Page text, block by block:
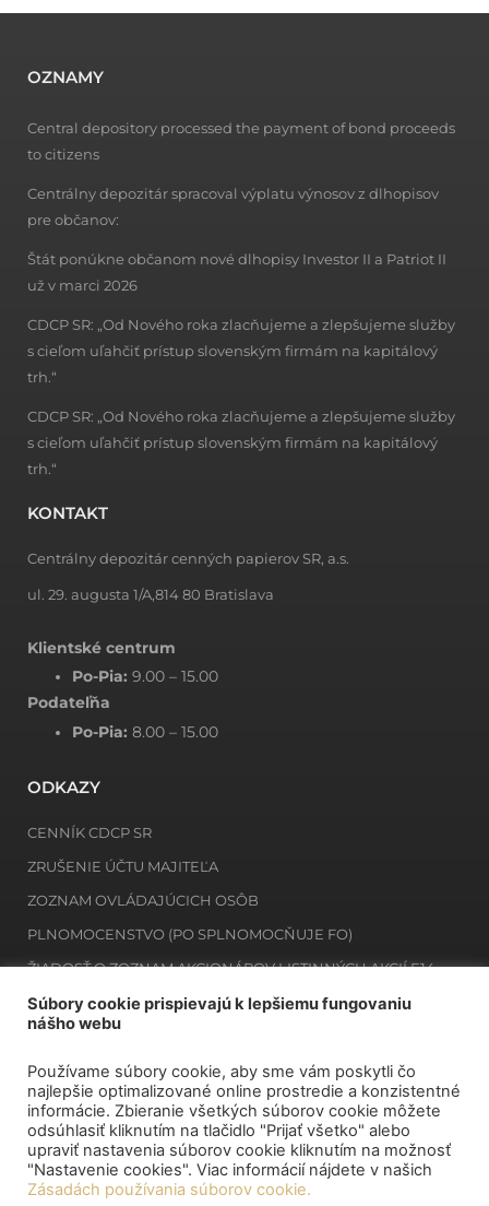
OZNAMY
Central depository processed the payment of bond proceeds
to citizens
Centrálny depozitár spracoval výplatu výnosov z dlhopisov
pre občanov:
Štát ponúkne občanom nové dlhopisy Investor II a Patriot II
už v marci 2026
CDCP SR: „Od Nového roka zlacňujeme a zlepšujeme služby
s cieľom uľahčiť prístup slovenským firmám na kapitálový
trh.“
CDCP SR: „Od Nového roka zlacňujeme a zlepšujeme služby
s cieľom uľahčiť prístup slovenským firmám na kapitálový
trh.“
KONTAKT
Centrálny depozitár cenných papierov SR, a.s.
ul. 29. augusta 1/A,814 80 Bratislava
Klientské centrum
Po-Pia: 9.00 – 15.00
Podateľňa
Po-Pia:8.00 – 15.00
ODKAZY
CENNÍK CDCP SR
ZRUŠENIE ÚČTU MAJITEĽA
ZOZNAM OVLÁDAJÚCICH OSÔB
PLNOMOCENSTVO (PO SPLNOMOCŇUJE FO)
ŽIADOSŤ O ZOZNAM AKCIONÁROV LISTINNÝCH AKCIÍ E14
ŽIADOSŤ O ZOZNAM MAJITEĽOV ZAKNIHOVANÝCH CP E12
NEWSLETTER
Prihlásiť sa na odber
MÔJ DEPOZITÁR
Súbory cookie prispievajú k lepšiemu fungovaniu
nášho webu
Používame súbory cookie, aby sme vám poskytli čo
najlepšie optimalizované online prostredie a konzistentné
informácie. Zbieranie všetkých súborov cookie môžete
odsúhlasiť kliknutím na tlačidlo "Prijať všetko" alebo
upraviť nastavenia súborov cookie kliknutím na možnosť
"Nastavenie cookies". Viac informácií nájdete v našich
Zásadách používania súborov cookie.